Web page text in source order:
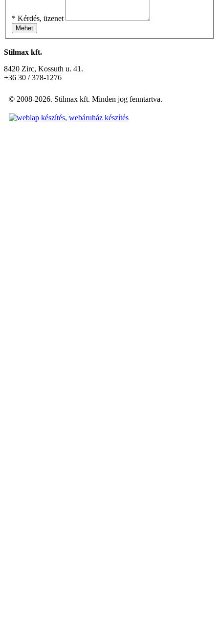
* Kérdés, üzenet
Mehet
Stilmax kft.
8420 Zirc, Kossuth u. 41.
+36 30 / 378-1276
© 2008-2026. Stilmax kft. Minden jog fenntartva.